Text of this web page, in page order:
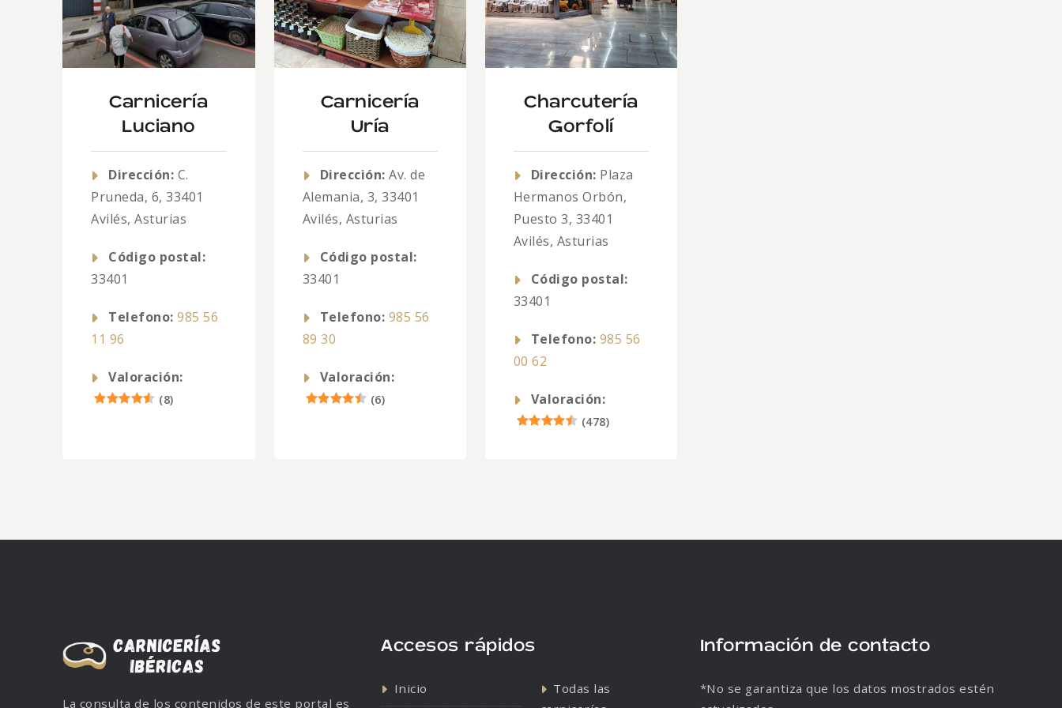
Carnicería
Luciano
Dirección: C.
Pruneda, 6, 33401
Avilés, Asturias
Código postal:
33401
Telefono: 985 56
11 96
Valoración:
(8)
Carnicería
Uría
Dirección: Av. de
Alemania, 3, 33401
Avilés, Asturias
Código postal:
33401
Telefono: 985 56
89 30
Valoración:
(6)
Charcutería
Gorfolí
Dirección: Plaza
Hermanos Orbón,
Puesto 3, 33401
Avilés, Asturias
Código postal:
33401
Telefono: 985 56
00 62
Valoración:
(478)
La consulta de los contenidos de este portal es
Accesos rápidos
Inicio
Todas las
Información de contacto
*No se garantiza que los datos mostrados estén